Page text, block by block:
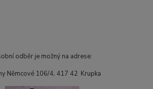
odběr je možný na adrese:
Němcové 106/4, 417 42 Krupka